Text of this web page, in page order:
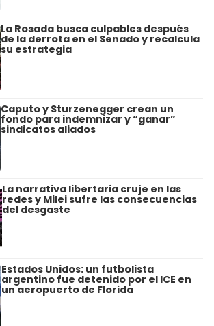
La Rosada busca culpables después
de la derrota en el Senado y recalcula
su estrategia
Caputo y Sturzenegger crean un
fondo para indemnizar y “ganar”
sindicatos aliados
La narrativa libertaria cruje en las
redes y Milei sufre las consecuencias
del desgaste
Estados Unidos: un futbolista
argentino fue detenido por el ICE en
un aeropuerto de Florida